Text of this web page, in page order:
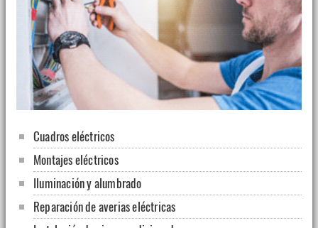
Cuadros eléctricos
Montajes eléctricos
Iluminación y alumbrado
Reparación de averias eléctricas